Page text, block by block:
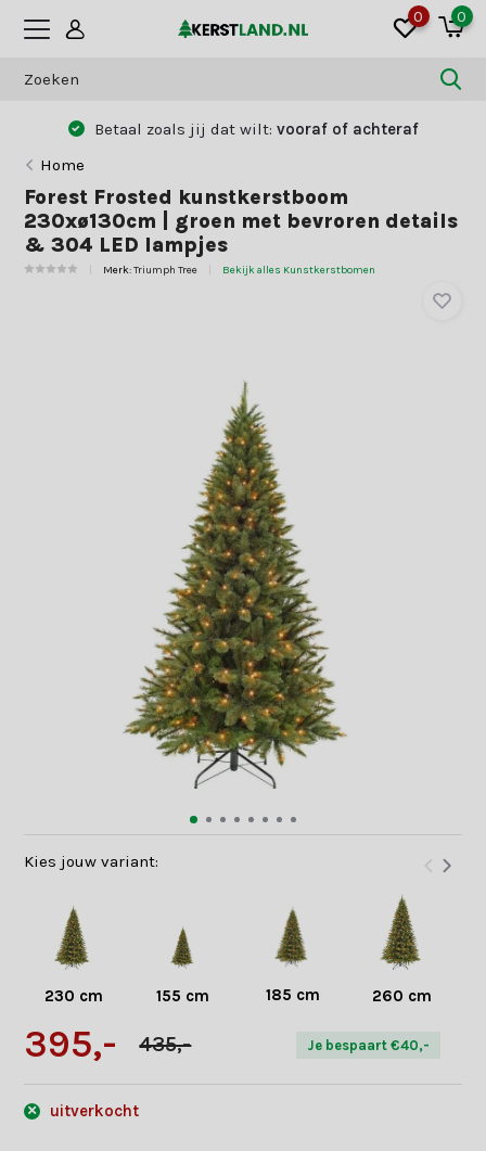
0 0
Betaal zoals jij dat wilt: vooraf of achteraf
Home
Forest Frosted kunstkerstboom
230xø130cm | groen met bevroren details
& 304 LED lampjes
Merk:Triumph Tree Bekijk alles Kunstkerstbomen
Kies jouw variant:
230 cm 155 cm 185 cm 260 cm
395,- 435,- Je bespaart €40,-
uitverkocht